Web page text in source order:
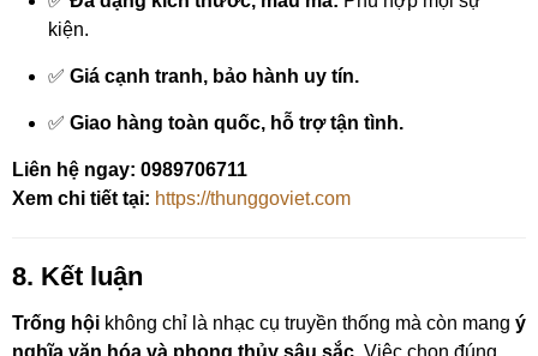
kiện.
✅ Giá cạnh tranh, bảo hành uy tín.
✅ Giao hàng toàn quốc, hỗ trợ tận tình.
Liên hệ ngay: 0989706711
Xem chi tiết tại: https://thunggoviet.com
8. Kết luận
Trống hội không chỉ là nhạc cụ truyền thống mà còn mang ý
nghĩa văn hóa và phong thủy sâu sắc . Việc chọn đúng